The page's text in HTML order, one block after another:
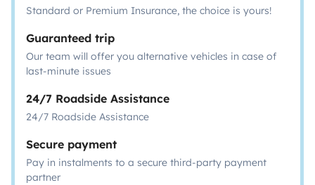
Standard or Premium Insurance, the choice is yours!
Guaranteed trip
Our team will offer you alternative vehicles in case of
last-minute issues
24/7 Roadside Assistance
24/7 Roadside Assistance
Secure payment
Pay in instalments to a secure third-party payment
partner